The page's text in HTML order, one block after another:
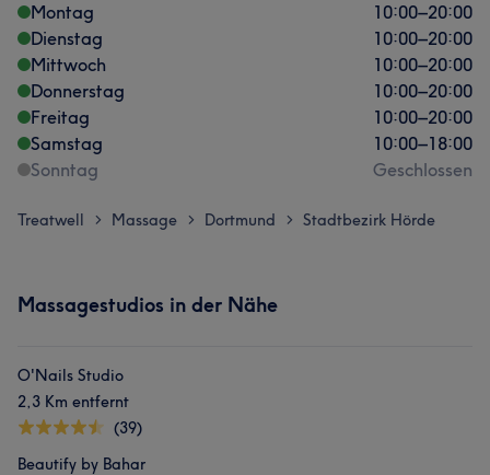
Montag 10:00–20:00
Dienstag
10:00–20:00
Mittwoch
10:00–20:00
Donnerstag
10:00–20:00
Freitag
10:00–20:00
Samstag
10:00–18:00
Sonntag
Geschlossen
Treatwell > Massage > Dortmund > Stadtbezirk Hörde
Massagestudios in der Nähe
O'Nails Studio
2,3 Km entfernt
(39)
Beautify by Bahar